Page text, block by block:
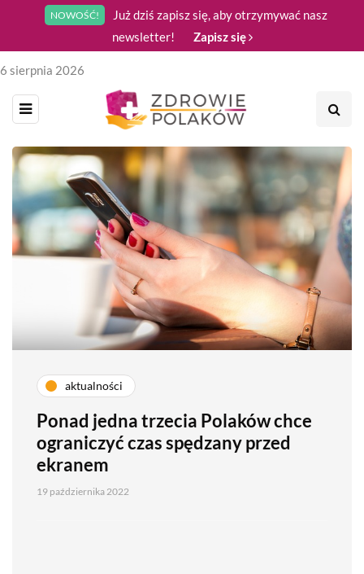
NOWOŚĆ!
Już dziś zapisz się, aby otrzymywać nasz
newsletter!
Zapisz się
6 sierpnia 2026
aktualności
Ponad jedna trzecia Polaków chce
ograniczyć czas spędzany przed
ekranem
19 października 2022